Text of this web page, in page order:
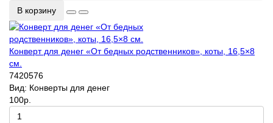
В корзину
Конверт для денег «От бедных родственников», коты, 16,5×8
см.
7420576
Вид: Конверты для денег
100р.